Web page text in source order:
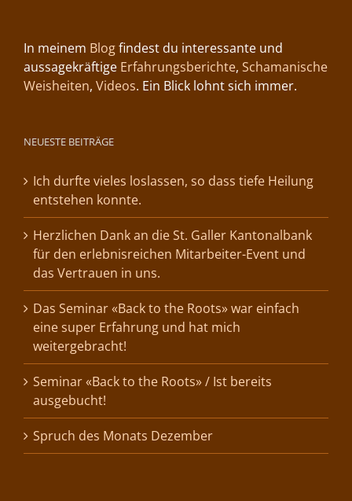
In meinem Blogfindest du interessante und
aussagekräftige Erfahrungsberichte, Schamanische
Weisheiten, Videos. Ein Blick lohnt sich immer.
NEUESTE BEITRÄGE
Ich durfte vieles loslassen, so dass tiefe Heilung
entstehen konnte.
Herzlichen Dank an die St. Galler Kantonalbank
für den erlebnisreichen Mitarbeiter-Event und
das Vertrauen in uns.
Das Seminar «Back to the Roots» war einfach
eine super Erfahrung und hat mich
weitergebracht!
Seminar «Back to the Roots» / Ist bereits
ausgebucht!
Spruch des Monats Dezember